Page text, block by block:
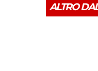
ALTRO